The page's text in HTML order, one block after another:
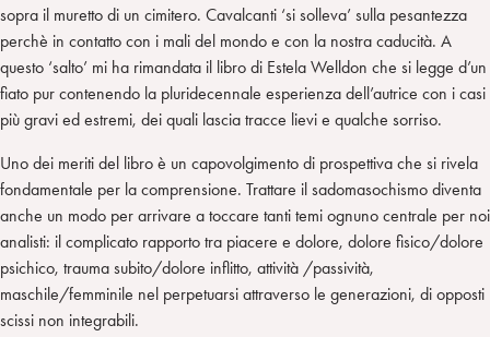
sopra il muretto di un cimitero. Cavalcanti ‘si solleva’ sulla pesantezza
perchè in contatto con i mali del mondo e con la nostra caducità. A
questo ‘salto’ mi ha rimandata il libro di Estela Welldon che si legge d’un
fiato pur contenendo la pluridecennale esperienza dell’autrice con i casi
più gravi ed estremi, dei quali lascia tracce lievi e qualche sorriso.
Uno dei meriti del libro è un capovolgimento di prospettiva che si rivela
fondamentale per la comprensione. Trattare il sadomasochismo diventa
anche un modo per arrivare a toccare tanti temi ognuno centrale per noi
analisti: il complicato rapporto tra piacere e dolore, dolore fisico/dolore
psichico, trauma subito/dolore inflitto, attività /passività,
maschile/femminile nel perpetuarsi attraverso le generazioni, di opposti
scissi non integrabili.